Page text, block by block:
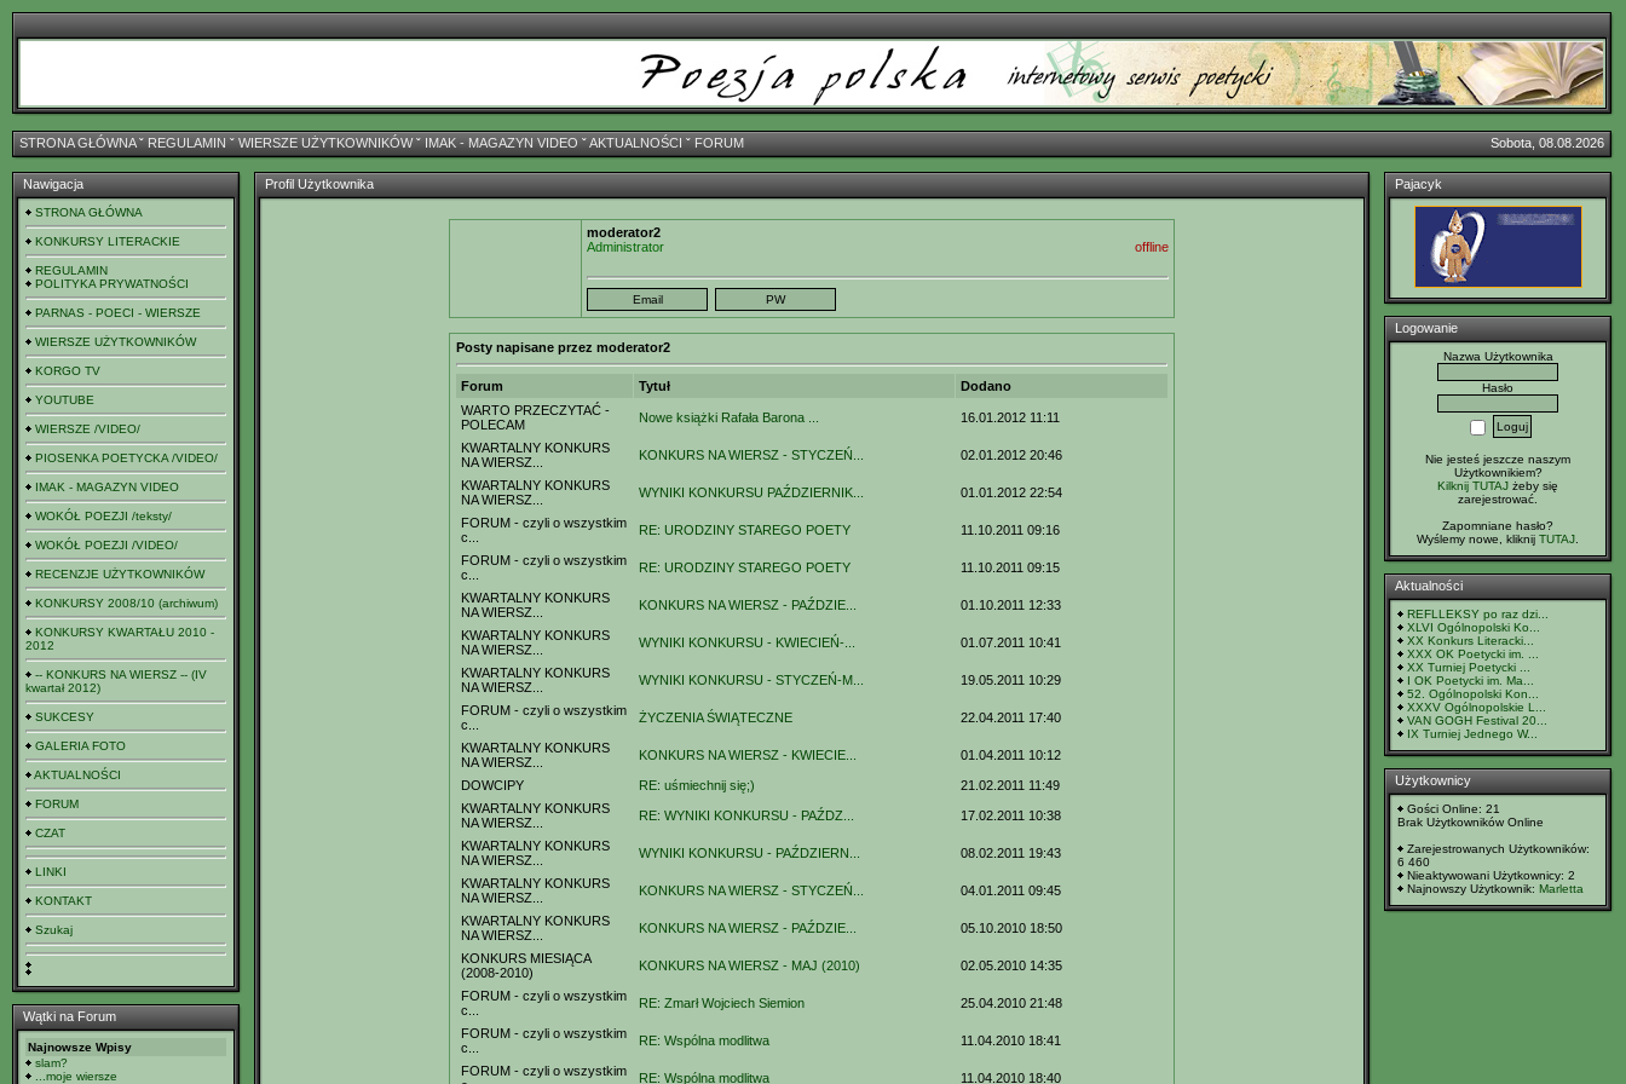
STRONA GŁÓWNAˇ REGULAMIN ˇ WIERSZE UŻYTKOWNIKÓWˇ IMAK - MAGAZYN VIDEO ˇAKTUALNOŚCI ˇ FORUM Sobota, 08.08.2026
Nawigacja
STRONA GŁÓWNA
KONKURSY LITERACKIE
REGULAMIN
POLITYKA PRYWATNOŚCI
PARNAS - POECI - WIERSZE
WIERSZE UŻYTKOWNIKÓW
KORGO TV
YOUTUBE
WIERSZE /VIDEO/
PIOSENKA POETYCKA /VIDEO/
IMAK - MAGAZYN VIDEO
WOKÓŁ POEZJI /teksty/
WOKÓŁ POEZJI /VIDEO/
RECENZJE UŻYTKOWNIKÓW
KONKURSY 2008/10 (archiwum)
KONKURSY KWARTAŁU 2010 -
2012
-- KONKURS NA WIERSZ -- (IV
kwartał 2012)
SUKCESY
GALERIA FOTO
AKTUALNOŚCI
FORUM
CZAT
LINKI
KONTAKT
Szukaj
Wątki na Forum
Najnowsze Wpisy
slam?
...moje wiersze
Profil Użytkownika
moderator2
Administrator
offline
Posty napisane przez moderator2
Forum Tytuł
Dodano
WARTO PRZECZYTAĆ -
POLECAM
Nowe książki Rafała Barona ... 16.01.2012 11:11
KWARTALNY KONKURS
NA WIERSZ...
KONKURS NA WIERSZ - STYCZEŃ... 02.01.2012 20:46
KWARTALNY KONKURS
NA WIERSZ...
WYNIKI KONKURSU PAŹDZIERNIK... 01.01.2012 22:54
FORUM - czyli o wszystkim
c...
RE: URODZINY STAREGO POETY 11.10.2011 09:16
FORUM - czyli o wszystkim
c...
RE: URODZINY STAREGO POETY 11.10.2011 09:15
KWARTALNY KONKURS
NA WIERSZ...
KONKURS NA WIERSZ - PAŹDZIE... 01.10.2011 12:33
KWARTALNY KONKURS
NA WIERSZ...
WYNIKI KONKURSU - KWIECIEŃ-... 01.07.2011 10:41
KWARTALNY KONKURS
NA WIERSZ...
WYNIKI KONKURSU - STYCZEŃ-M... 19.05.2011 10:29
FORUM - czyli o wszystkim
c...
ŻYCZENIA ŚWIĄTECZNE 22.04.2011 17:40
KWARTALNY KONKURS
NA WIERSZ...
KONKURS NA WIERSZ - KWIECIE... 01.04.2011 10:12
DOWCIPY RE: uśmiechnij się;)
21.02.2011 11:49
KWARTALNY KONKURS
NA WIERSZ...
RE: WYNIKI KONKURSU - PAŹDZ... 17.02.2011 10:38
KWARTALNY KONKURS
NA WIERSZ...
WYNIKI KONKURSU - PAŹDZIERN... 08.02.2011 19:43
KWARTALNY KONKURS
NA WIERSZ...
KONKURS NA WIERSZ - STYCZEŃ... 04.01.2011 09:45
KWARTALNY KONKURS
NA WIERSZ...
KONKURS NA WIERSZ - PAŹDZIE... 05.10.2010 18:50
KONKURS MIESIĄCA
(2008-2010)
KONKURS NA WIERSZ - MAJ (2010) 02.05.2010 14:35
FORUM - czyli o wszystkim
c...
RE: Zmarł Wojciech Siemion 25.04.2010 21:48
FORUM - czyli o wszystkim
c...
RE: Wspólna modlitwa 11.04.2010 18:41
FORUM - czyli o wszystkim
RE: Wspólna modlitwa 11.04.2010 18:40
Pajacyk
Logowanie
Nazwa Użytkownika
Hasło
Nie jesteś jeszcze naszym
Użytkownikiem?
Kilknij TUTAJ żeby się
zarejestrować.
Zapomniane hasło?
Wyślemy nowe, kliknij TUTAJ
Aktualności
REFLLEKSY po raz dzi...
XLVI Ogólnopolski Ko...
XX Konkurs Literacki...
XXX OK Poetycki im. ...
XX Turniej Poetycki ...
I OK Poetycki im. Ma...
52. Ogólnopolski Kon...
XXXV Ogólnopolskie L...
VAN GOGH Festival 20...
IX Turniej Jednego W...
Użytkownicy
Gości Online: 21
Brak Użytkowników Online
Zarejestrowanych Użytkowników:
6 460
Nieaktywowani Użytkownicy: 2
Najnowszy Użytkownik: Marletta